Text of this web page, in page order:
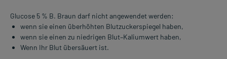
Glucose 5 % B. Braun darf nicht angewendet werden:
wenn sie einen überhöhten Blutzuckerspiegel haben,
wenn sie einen zu niedrigen Blut–Kaliumwert haben,
Wenn Ihr Blut übersäuert ist.